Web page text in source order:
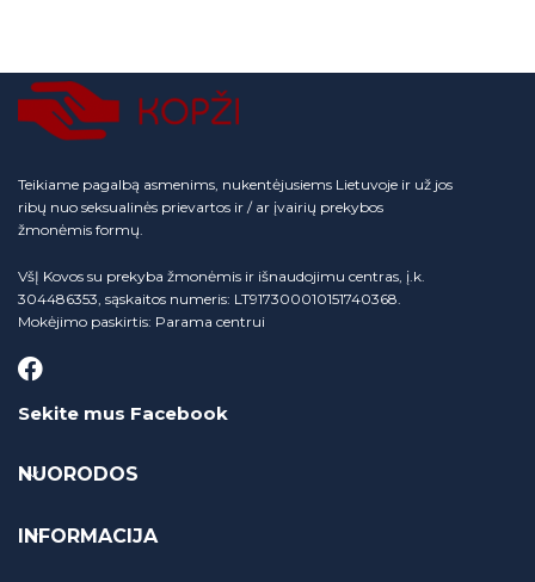
Teikiame pagalbą asmenims, nukentėjusiems Lietuvoje ir už jos
ribų nuo seksualinės prievartos ir / ar įvairių prekybos
žmonėmis formų.
VšĮ Kovos su prekyba žmonėmis ir išnaudojimu centras, į.k.
304486353, sąskaitos numeris: LT917300010151740368.
Mokėjimo paskirtis: Parama centrui
Sekite mus Facebook
NUORODOS
INFORMACIJA